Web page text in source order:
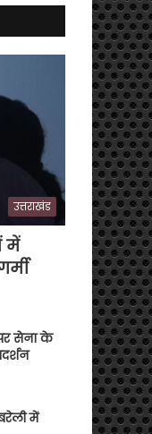
उत्तराखंड
में
सेना के
में